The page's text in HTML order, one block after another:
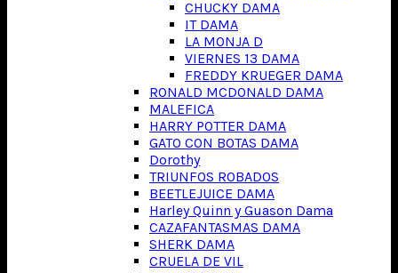
CHUCKY DAMA
IT DAMA
LA MONJA D
VIERNES 13 DAMA
FREDDY KRUEGER DAMA
RONALD MCDONALD DAMA
MALEFICA
HARRY POTTER DAMA
GATO CON BOTAS DAMA
Dorothy
TRIUNFOS ROBADOS
BEETLEJUICE DAMA
Harley Quinn y Guason Dama
CAZAFANTASMAS DAMA
SHERK DAMA
CRUELA DE VIL